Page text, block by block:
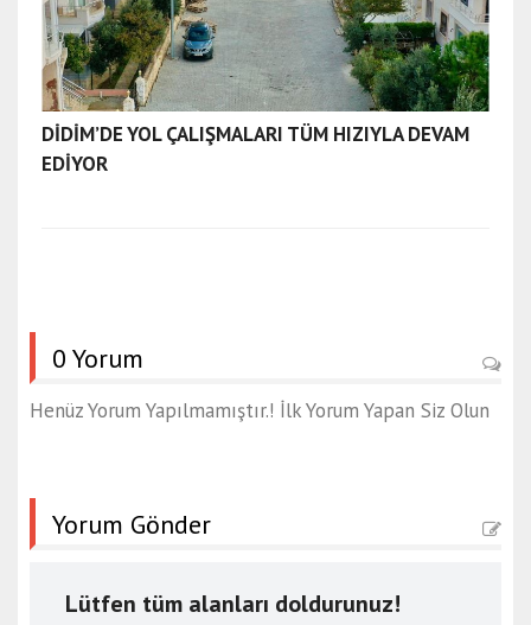
DİDİM’DE YOL ÇALIŞMALARI TÜM HIZIYLA DEVAM
EDİYOR
0 Yorum
Henüz Yorum Yapılmamıştır.! İlk Yorum Yapan Siz Olun
Yorum Gönder
Lütfen tüm alanları doldurunuz!